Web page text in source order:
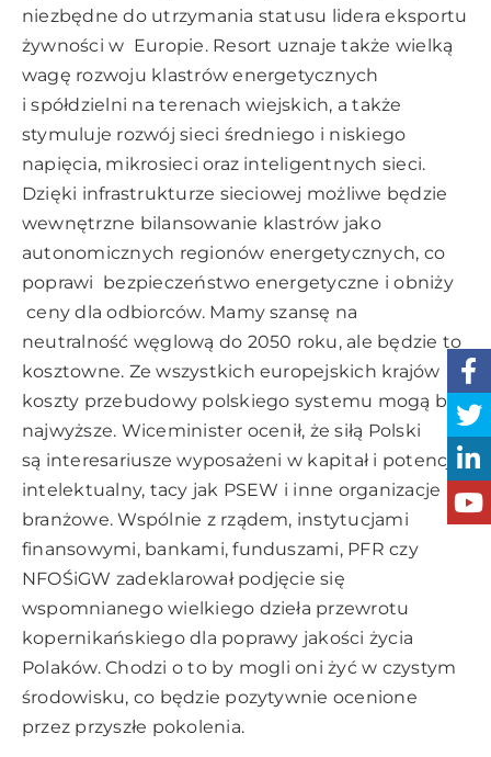
niezbędne do utrzymania statusu lidera eksportu
żywności w Europie. Resort uznaje także wielką
wagę rozwoju klastrów energetycznych
i spółdzielni na terenach wiejskich, a także
stymuluje rozwój sieci średniego i niskiego
napięcia, mikrosieci oraz inteligentnych sieci.
Dzięki infrastrukturze sieciowej możliwe będzie
wewnętrzne bilansowanie klastrów jako
autonomicznych regionów energetycznych, co
poprawi bezpieczeństwo energetyczne i obniży
ceny dla odbiorców. Mamy szansę na
neutralność węglową do 2050 roku, ale będzie to
kosztowne. Ze wszystkich europejskich krajów
koszty przebudowy polskiego systemu mogą być
najwyższe. Wiceminister ocenił, że siłą Polski
są interesariusze wyposażeni w kapitał i potencjał
intelektualny, tacy jak PSEW i inne organizacje
branżowe. Wspólnie z rządem, instytucjami
finansowymi, bankami, funduszami, PFR czy
NFOŚiGW zadeklarował podjęcie się
wspomnianego wielkiego dzieła przewrotu
kopernikańskiego dla poprawy jakości życia
Polaków. Chodzi o to by mogli oni żyć w czystym
środowisku, co będzie pozytywnie ocenione
przez przyszłe pokolenia.